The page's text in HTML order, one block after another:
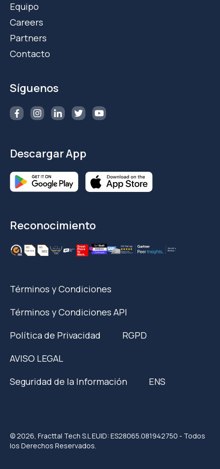
Equipo
Careers
Partners
Contacto
Síguenos
Descargar App
Reconocimiento
Términos y Condiciones
Términos y Condiciones API
Política de Privacidad
RGPD
AVISO LEGAL
Seguridad de la Información
ENS
© 2026, Fracttal Tech S.L EUID: ES28065.081942750 - Todos
los Derechos Reservados.